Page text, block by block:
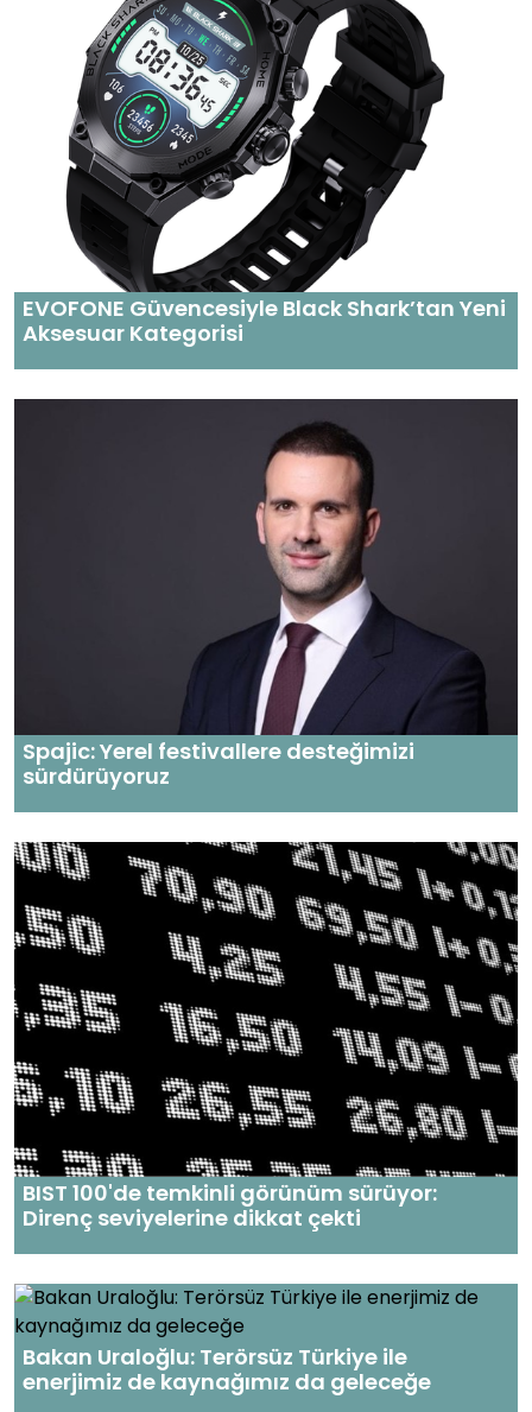
EVOFONE Güvencesiyle Black Shark’tan Yeni
Aksesuar Kategorisi
Spajic: Yerel festivallere desteğimizi
sürdürüyoruz
BIST 100'de temkinli görünüm sürüyor:
Direnç seviyelerine dikkat çekti
Bakan Uraloğlu: Terörsüz Türkiye ile
enerjimiz de kaynağımız da geleceğe